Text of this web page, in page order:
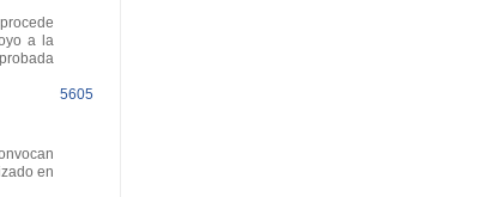
a la
5605
en